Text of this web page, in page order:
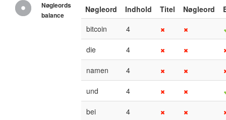
Nøgleords
balance
Nøgleord Indhold Titel Nøgleord
bitcoin
4
die 4
namen 4
und 4
bei 4